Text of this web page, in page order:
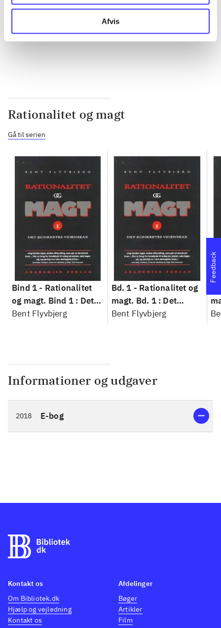
Afvis
...
...
Rationalitet og magt
Gå til serien
Bind 1 - Rationalitet
og magt. Bind 1 : Det
konkretes videnskab
Bent Flyvbjerg
Bd. 1 - Rationalitet og
magt. Bd. 1 : Det
konkretes videnskab
Bent Flyvbjerg
Informationer og udgaver
2018 E-bog
Feedback
Kontakt os
Om Bibliotek.dk
Hjælp og vejledning
Kontakt os
Afdelinger
Bøger
Artikler
Film